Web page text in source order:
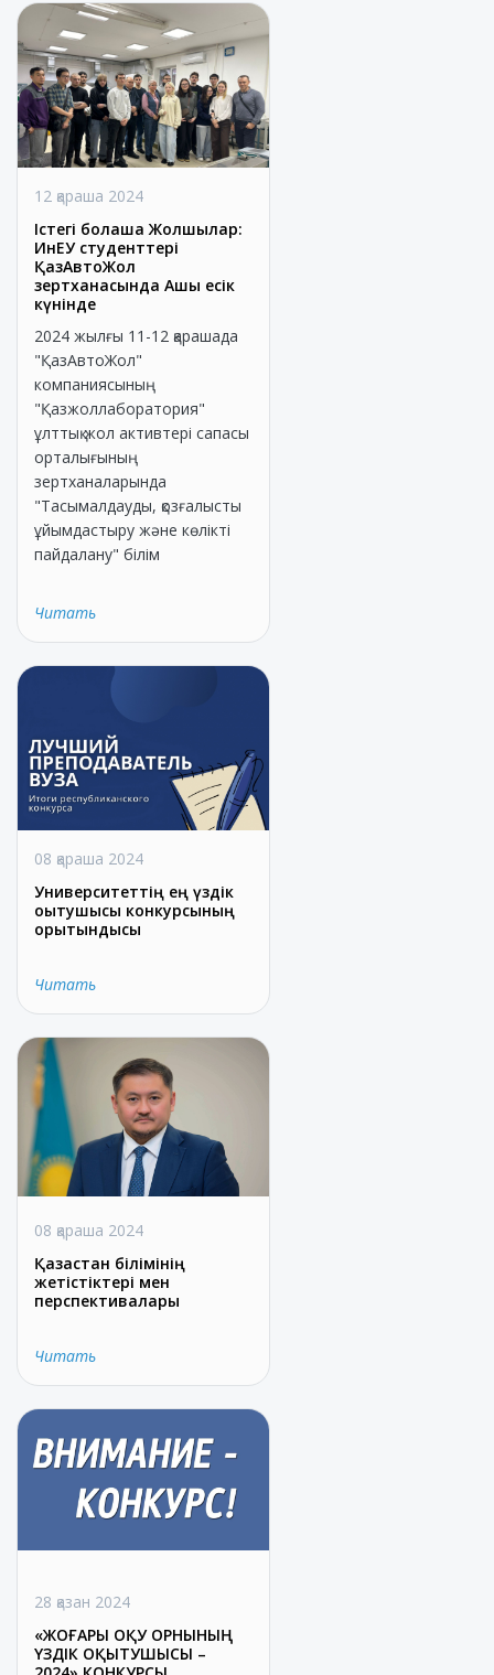
12 қараша 2024
Істегі болашақ Жолшылар:
ИнЕУ студенттері
ҚазАвтоЖол
зертханасында Ашық есік
күнінде
2024 жылғы 11-12 қарашада
"ҚазАвтоЖол"
компаниясының
"Қазжоллаборатория"
ұлттық жол активтері сапасы
орталығының
зертханаларында
"Тасымалдауды, қозғалысты
ұйымдастыру және көлікті
пайдалану" білім
Читать
08 қараша 2024
Университеттің ең үздік
оқытушысы конкурсының
қорытындысы
Читать
08 қараша 2024
Қазақстан білімінің
жетістіктері мен
перспективалары
Читать
28 қазан 2024
«ЖОҒАРЫ ОҚУ ОРНЫНЫҢ
ҮЗДІК ОҚЫТУШЫСЫ –